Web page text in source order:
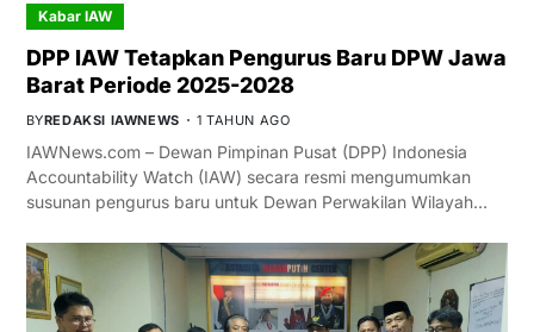
Kabar IAW
DPP IAW Tetapkan Pengurus Baru DPW Jawa
Barat Periode 2025-2028
BYREDAKSI IAWNEWS 1 TAHUN AGO
IAWNews.com – Dewan Pimpinan Pusat (DPP) Indonesia
Accountability Watch (IAW) secara resmi mengumumkan
susunan pengurus baru untuk Dewan Perwakilan Wilayah…